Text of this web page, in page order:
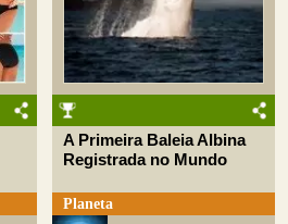
A Primeira Baleia Albina
Registrada no Mundo
Planeta